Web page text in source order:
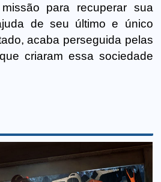
para recuperar sua
de seu último e único
acaba perseguida pelas
criaram essa sociedade